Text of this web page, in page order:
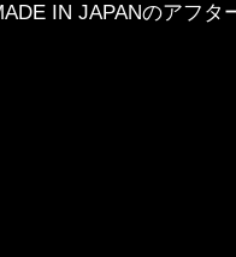
IN JAPANのアフ